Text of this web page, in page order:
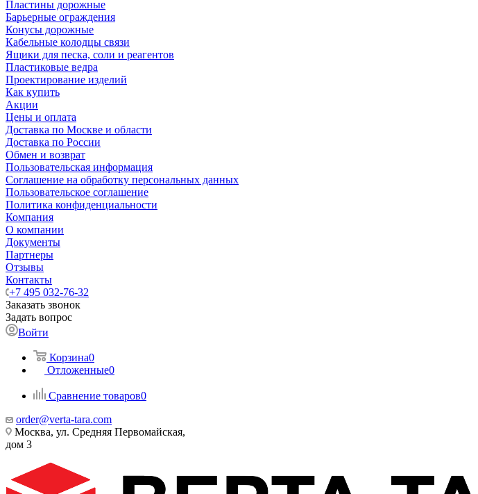
Пластины дорожные
Барьерные ограждения
Конусы дорожные
Кабельные колодцы связи
Ящики для песка, соли и реагентов
Пластиковые ведра
Проектирование изделий
Как купить
Акции
Цены и оплата
Доставка по Москве и области
Доставка по России
Обмен и возврат
Пользовательская информация
Соглашение на обработку персональных данных
Пользовательское соглашение
Политика конфиденциальности
Компания
О компании
Документы
Партнеры
Отзывы
Контакты
+7 495 032-76-32
Заказать звонок
Задать вопрос
Войти
Корзина0
Отложенные0
Сравнение товаров0
order@verta-tara.com
Москва, ул. Средняя Первомайская,
дом 3